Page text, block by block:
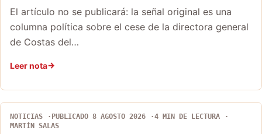
El artículo no se publicará: la señal original es una
columna política sobre el cese de la directora general
de Costas del…
Leer nota
NOTICIAS PUBLICADO 8 AGOSTO 2026
4 MIN DE LECTURA
MARTÍN SALAS